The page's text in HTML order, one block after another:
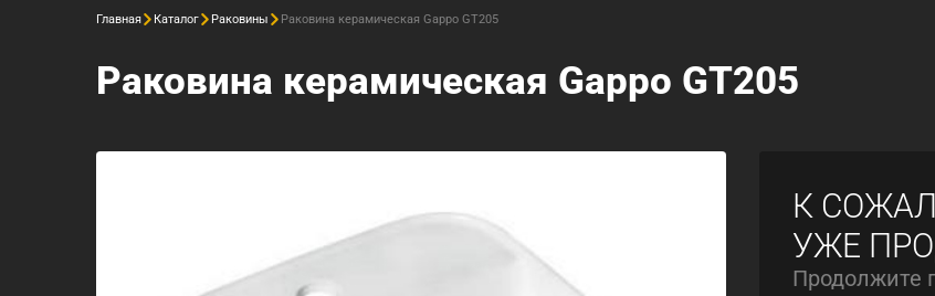
Главная Каталог Раковины Раковина керамическая Gappo GT205
Раковина керамическая Gappo GT205
К
УЖЕ
Продолжите